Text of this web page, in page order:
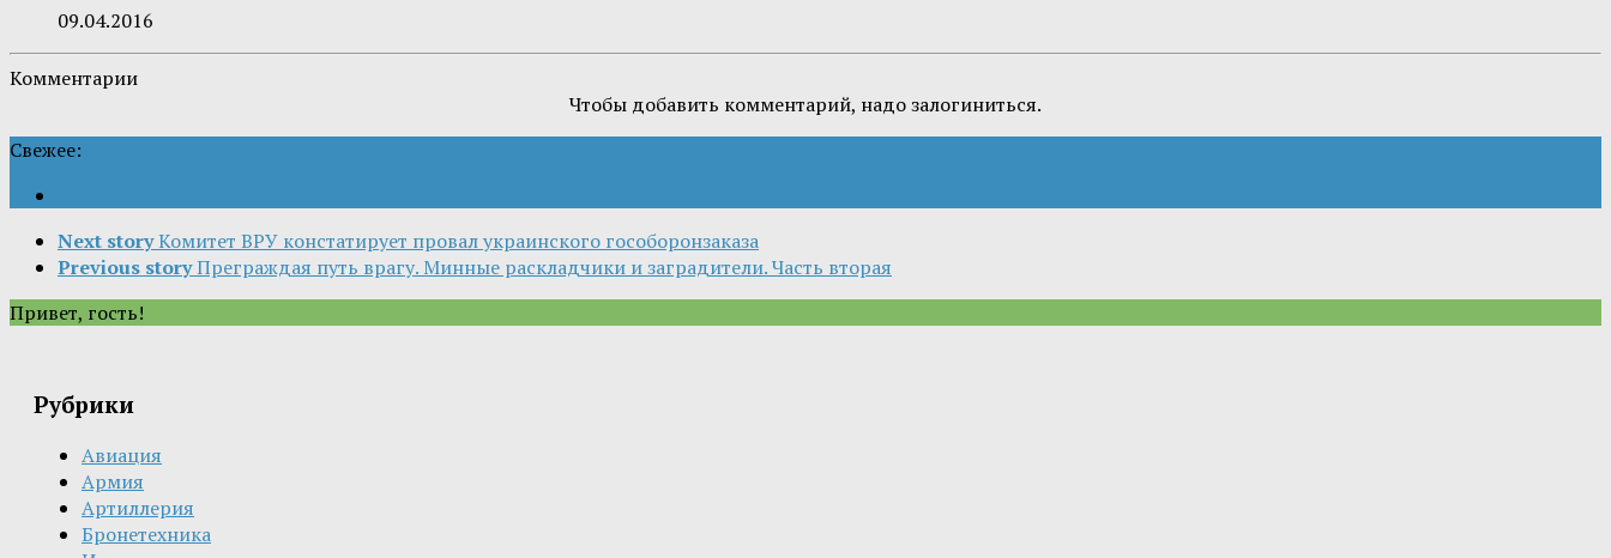
09.04.2016
Комментарии
Чтобы добавить комментарий, надо залогиниться.
Свежее:
Next storyКомитет ВРУ констатирует провал украинского гособоронзаказа
Previous storyПреграждая путь врагу. Минные раскладчики и заградители. Часть вторая
Привет, гость!
Рубрики
Авиация
Армия
Артиллерия
Бронетехника